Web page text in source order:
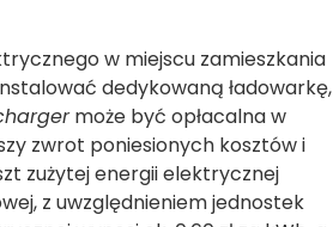
w miejscu zamieszkania
dedykowaną ładowarkę,
może być opłacalna w
zwrot poniesionych kosztów i
zużytej energii elektrycznej
z uwzględnieniem jednostek